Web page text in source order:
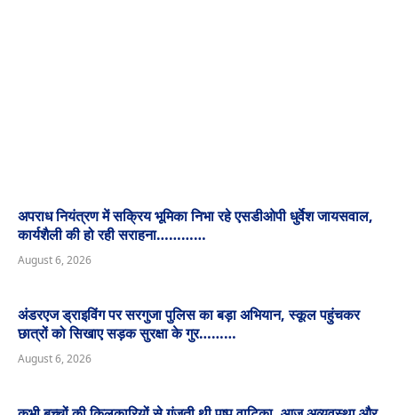
अपराध नियंत्रण में सक्रिय भूमिका निभा रहे एसडीओपी धुर्वेश जायसवाल,
कार्यशैली की हो रही सराहना…………
August 6, 2026
अंडरएज ड्राइविंग पर सरगुजा पुलिस का बड़ा अभियान, स्कूल पहुंचकर
छात्रों को सिखाए सड़क सुरक्षा के गुर………
August 6, 2026